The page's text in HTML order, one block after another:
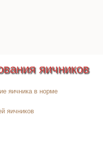
яичников
яичника в норме
яичников